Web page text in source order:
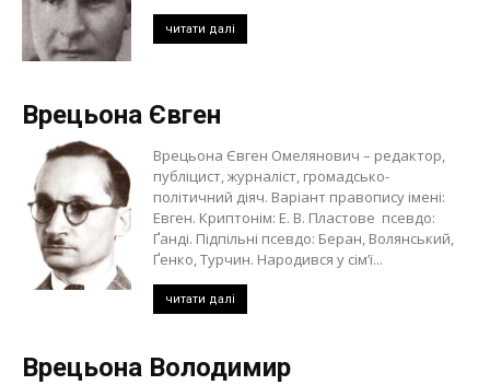
читати далі
Врецьона Євген
Врецьона Євген Омелянович – редактор,
публіцист, журналіст, громадсько-
політичний діяч. Варіант правопису імені:
Евген. Криптонім: Е. В. Пластове псевдо:
Ґанді. Підпільні псевдо: Беран, Волянський,
Ґенко, Турчин. Народився у сім’ї...
читати далі
Врецьона Володимир